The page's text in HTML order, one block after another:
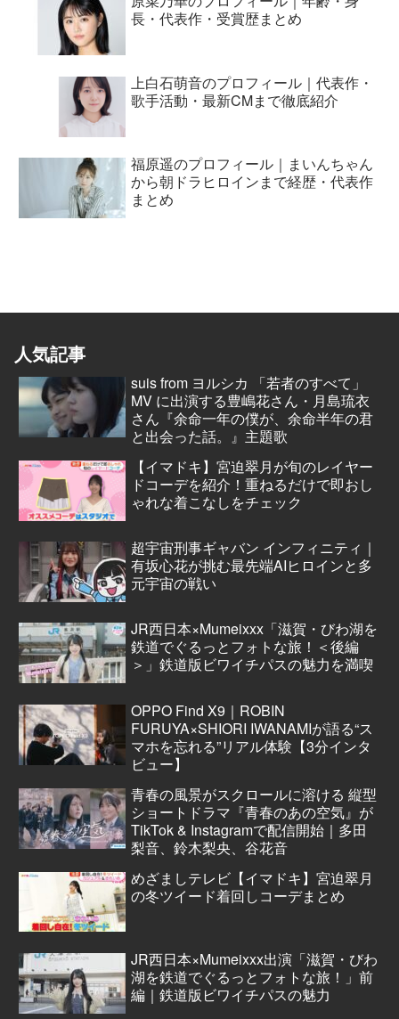
長・代表作・受賞歴まとめ
上白石萌音のプロフィール｜代表作・
歌手活動・最新CMまで徹底紹介
福原遥のプロフィール｜まいんちゃん
から朝ドラヒロインまで経歴・代表作
まとめ
人気記事
suis from ヨルシカ 「若者のすべて」
MV に出演する豊嶋花さん・月島琉衣
さん『余命一年の僕が、余命半年の君
と出会った話。』主題歌
【イマドキ】宮迫翠月が旬のレイヤー
ドコーデを紹介！重ねるだけで即おし
ゃれな着こなしをチェック
超宇宙刑事ギャバン インフィニティ｜
有坂心花が挑む最先端AIヒロインと多
元宇宙の戦い
JR西日本×Mumeixxx「滋賀・びわ湖を
鉄道でぐるっとフォトな旅！＜後編
＞」鉄道版ビワイチパスの魅力を満喫
OPPO Find X9｜ROBIN
FURUYA×SHIORI IWANAMIが語る“ス
マホを忘れる”リアル体験【3分インタ
ビュー】
青春の風景がスクロールに溶ける 縦型
ショートドラマ『青春のあの空気』が
TikTok & Instagramで配信開始｜多田
梨音、鈴木梨央、谷花音
めざましテレビ【イマドキ】宮迫翠月
の冬ツイード着回しコーデまとめ
JR西日本×Mumeixxx出演「滋賀・びわ
湖を鉄道でぐるっとフォトな旅！」前
編｜鉄道版ビワイチパスの魅力